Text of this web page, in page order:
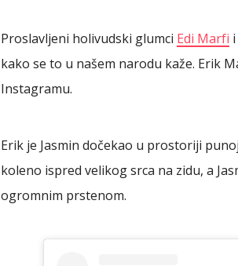
Proslavljeni holivudski glumci Edi Marfi
kako se to u našem narodu kaže. Erik
Instagramu.
Erik je Jasmin dočekao u prostoriji
koleno ispred velikog srca na zidu, a
ogromnim prstenom.